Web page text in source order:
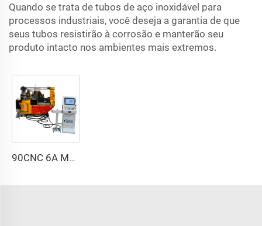
Quando se trata de tubos de aço inoxidável para
processos industriais, você deseja a garantia de que
seus tubos resistirão à corrosão e manterão seu
produto intacto nos ambientes mais extremos.
90CNC 6A MS Máquina de Curvar Tubos CNC Ferro Tubulação Quadrada com Motor para Alumínio e Aço Inoxidável Tubos de Cobre